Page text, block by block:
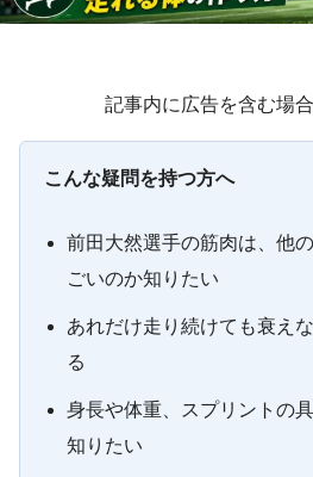
記事内に広告を含む場
こんな疑問を持つ方へ
前田大然選手の筋肉は、他
ごいのか知りたい
あれだけ走り続けても衰え
る
身長や体重、スプリントの
知りたい